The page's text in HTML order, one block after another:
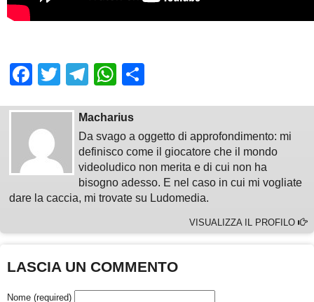
Facebook
TwitterTelegram
WhatsApp
Macharius
Da svago a oggetto di approfondimento: mi
definisco come il giocatore che il mondo
videoludico non merita e di cui non ha
bisogno adesso. E nel caso in cui mi vogliate
dare la caccia, mi trovate su Ludomedia.
VISUALIZZA IL PROFILO
LASCIA UN COMMENTO
Nome (required)